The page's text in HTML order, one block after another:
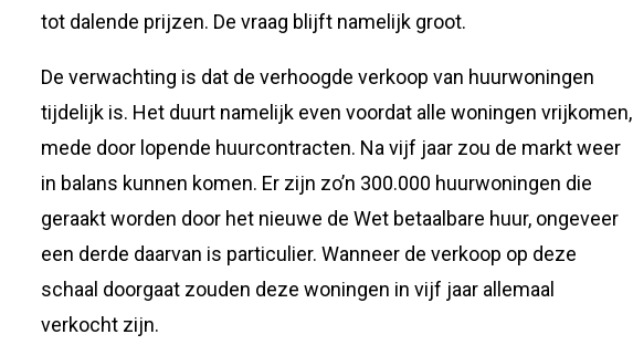
tot dalende prijzen. De vraag blijft namelijk groot.
De verwachting is dat de verhoogde verkoop van huurwoningen
tijdelijk is. Het duurt namelijk even voordat alle woningen vrijkomen,
mede door lopende huurcontracten. Na vijf jaar zou de markt weer
in balans kunnen komen. Er zijn zo’n 300.000 huurwoningen die
geraakt worden door het nieuwe de Wet betaalbare huur, ongeveer
een derde daarvan is particulier. Wanneer de verkoop op deze
schaal doorgaat zouden deze woningen in vijf jaar allemaal
verkocht zijn.